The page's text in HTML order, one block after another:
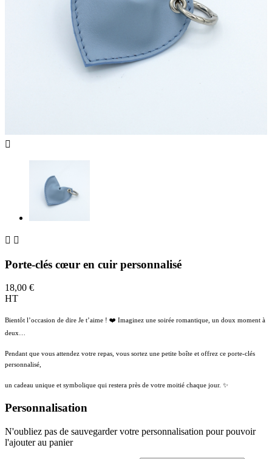

 
Porte-clés cœur en cuir personnalisé
18,00 €
HT
Bientôt l’occasion de dire Je t’aime ! ❤️ Imaginez une soirée romantique, un doux moment à
deux…
Pendant que vous attendez votre repas, vous sortez une petite boîte et offrez ce porte-clés
personnalisé,
un cadeau unique et symbolique qui restera près de votre moitié chaque jour. ✨
Personnalisation
N'oubliez pas de sauvegarder votre personnalisation pour pouvoir
l'ajouter au panier